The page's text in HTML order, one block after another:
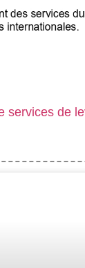
services de